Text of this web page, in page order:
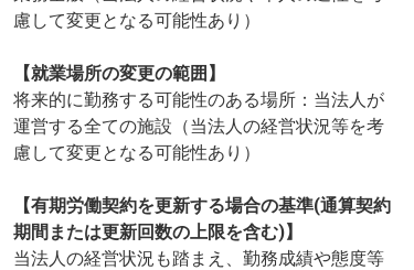
慮して変更となる可能性あり）
【就業場所の変更の範囲】
将来的に勤務する可能性のある場所：当法人が
運営する全ての施設（当法人の経営状況等を考
慮して変更となる可能性あり）
【有期労働契約を更新する場合の基準(通算契約
期間または更新回数の上限を含む)】
当法人の経営状況も踏まえ、勤務成績や態度等